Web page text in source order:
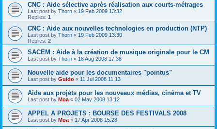
CNC : Aide sélective après réalisation aux courts-métrages
Last post by Thorn « 19 Feb 2009 13:32
Replies: 1
CNC : Aide aux nouvelles technologies en production (NTP)
Last post by Thorn « 19 Feb 2009 13:30
Replies: 2
SACEM : Aide à la création de musique originale pour le CM
Last post by Thorn « 18 Aug 2008 17:38
Nouvelle aide pour les documentaires "pointus"
Last post by Guido « 11 Jul 2008 11:13
Aide aux projets pour les nouveaux médias, cinéma et TV
Last post by Moa « 02 May 2008 13:12
APPEL A PROJETS : BOURSE DES FESTIVALS 2008
Last post by Moa « 17 Apr 2008 15:28